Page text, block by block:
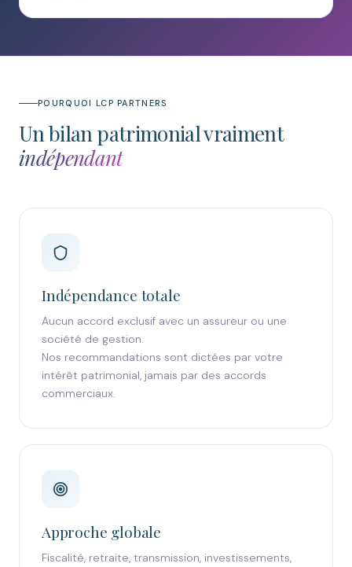
POURQUOI LCP PARTNERS
Un bilan patrimonial vraiment
indépendant
Indépendance totale
Aucun accord exclusif avec un assureur ou une
société de gestion.
Nos recommandations sont dictées par votre
intérêt patrimonial, jamais par des accords
commerciaux.
Approche globale
Fiscalité, retraite, transmission, investissements,